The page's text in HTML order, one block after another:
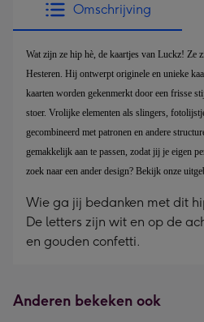
Omschrijving
Wat zijn ze hip hè, de kaartjes van Luckz!
Hesteren. Hij ontwerpt originele en unieke
kaarten worden gekenmerkt door een frisse
stoer. Vrolijke elementen als slingers,
gecombineerd met patronen en andere
gemakkelijk aan te passen, zodat jij je eigen
zoek naar een ander design? Bekijk onze
Wie ga jij bedanken met dit
De letters zijn wit en op de
en gouden confetti.
Anderen bekeken ook